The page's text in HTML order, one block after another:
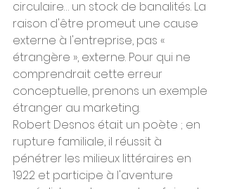
circulaire… un stock de banalités. La
raison d'être promeut une cause
externe à l'entreprise, pas «
étrangère », externe. Pour qui ne
comprendrait cette erreur
conceptuelle, prenons un exemple
étranger au marketing.
Robert Desnos était un poète ; en
rupture familiale, il réussit à
pénétrer les milieux littéraires en
1922 et participe à l'aventure